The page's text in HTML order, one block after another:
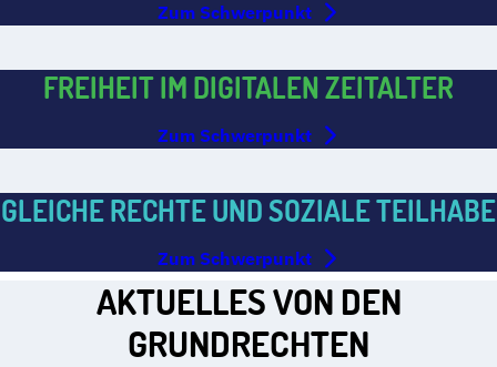
Zum Schwerpunkt
FREIHEIT IM DIGITALEN ZEITALTER
Zum Schwerpunkt
GLEICHE RECHTE UND SOZIALE TEILHABE
Zum Schwerpunkt
AKTUELLES VON DEN
GRUNDRECHTEN